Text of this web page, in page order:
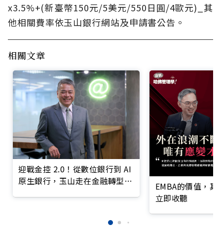
x3.5%+(新臺幣150元/5美元/550日圓/4歐元)_其
他相關費率依玉山銀行網站及申請書公告。
相關文章
迎戰金控 2.0！從數位銀行到 AI
原生銀行，玉山走在金融轉型最
EMBA的價值，
立即收聽